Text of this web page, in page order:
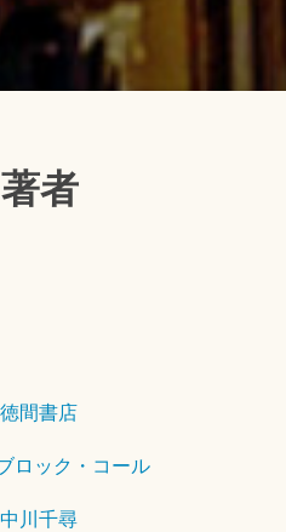
者
徳間書店
ロック・コール
中川千尋
7